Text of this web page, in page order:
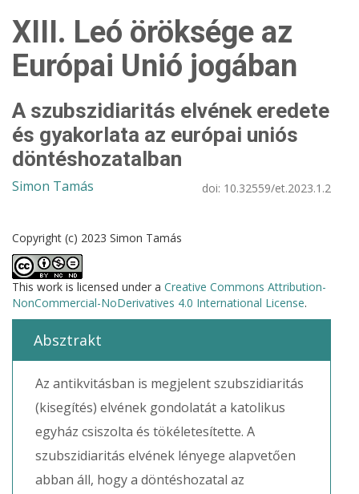
XIII. Leó öröksége az
Európai Unió jogában
A szubszidiaritás elvének eredete
és gyakorlata az európai uniós
döntéshozatalban
Simon Tamás doi: 10.32559/et.2023.1.2
Copyright (c) 2023 Simon Tamás
This work is licensed under a Creative Commons Attribution-
NonCommercial-NoDerivatives 4.0 International License.
Absztrakt
Az antikvitásban is megjelent szubszidiaritás
(kisegítés) elvének gondolatát a katolikus
egyház csiszolta és tökéletesítette. A
szubszidiaritás elvének lényege alapvetően
abban áll, hogy a döntéshozatal az